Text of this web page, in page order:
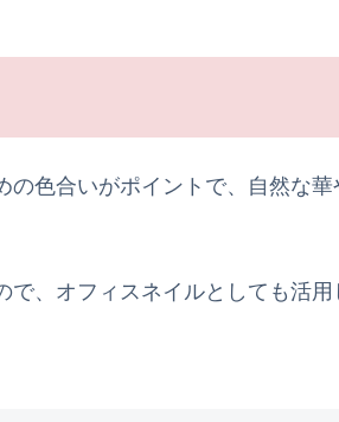
の色合いがポイントで、自然な
、オフィスネイルとしても活用